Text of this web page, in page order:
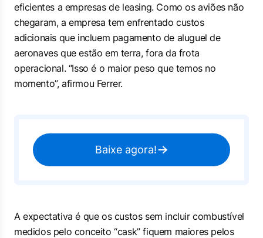
eficientes a empresas de leasing. Como os aviões não
chegaram, a empresa tem enfrentado custos
adicionais que incluem pagamento de aluguel de
aeronaves que estão em terra, fora da frota
operacional. “Isso é o maior peso que temos no
momento”, afirmou Ferrer.
Baixe agora!
A expectativa é que os custos sem incluir combustível
medidos pelo conceito “cask” fiquem maiores pelos